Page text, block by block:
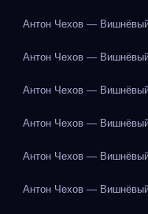
Антон Чехов —
Антон Чехов —
Антон Чехов —
Антон Чехов —
Антон Чехов —
Антон Чехов —